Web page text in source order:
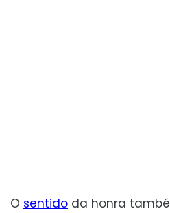
O sentido da honra